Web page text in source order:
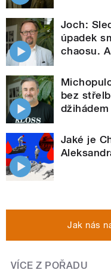
Joch:
úpadek
chaosu.
bez
Jaké je
Jak nás
VÍCE Z POŘADU